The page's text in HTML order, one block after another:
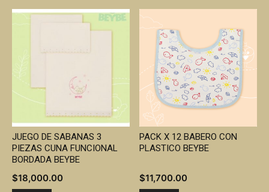
JUEGO DE SABANAS 3
PIEZAS CUNA FUNCIONAL
BORDADA BEYBE
$18,000.00
PACK X 12 BABERO CON
PLASTICO BEYBE
$11,700.00